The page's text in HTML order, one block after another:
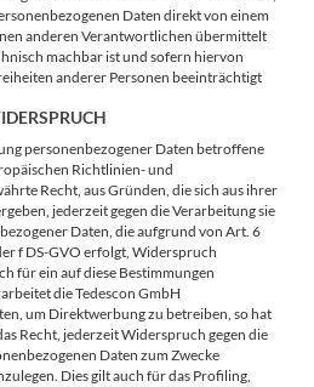
Daten direkt von einem
anderen Verantwortlichen übermittelt
machbar ist und sofern hiervon
anderer Personen beeinträchtigt
personenbezogener Daten betroffene
Richtlinien- und
Recht, aus Gründen, die sich aus ihrer
jederzeit gegen die Verarbeitung sie
Daten, die aufgrund von Art. 6
f DS-GVO erfolgt, Widerspruch
für ein auf diese Bestimmungen
die Tedescon GmbH
um Direktwerbung zu betreiben, so hat
Recht, jederzeit Widerspruch gegen die
Daten zum Zwecke
Dies gilt auch für das Profiling,